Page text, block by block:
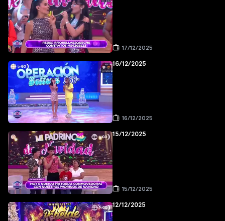
17/12/2025
16/12/2025
16/12/2025
15/12/2025
15/12/2025
12/12/2025